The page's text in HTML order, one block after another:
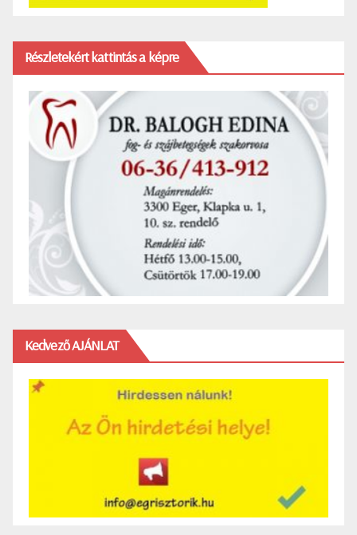
Részletekért kattintás a képre
Kedvező AJÁNLAT